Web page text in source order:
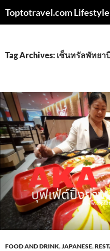
Toptotravel.com Lifestyle
Tag Archives: เซ็นทรัลพัทยา
FOOD AND DRINK,JAPANESE,